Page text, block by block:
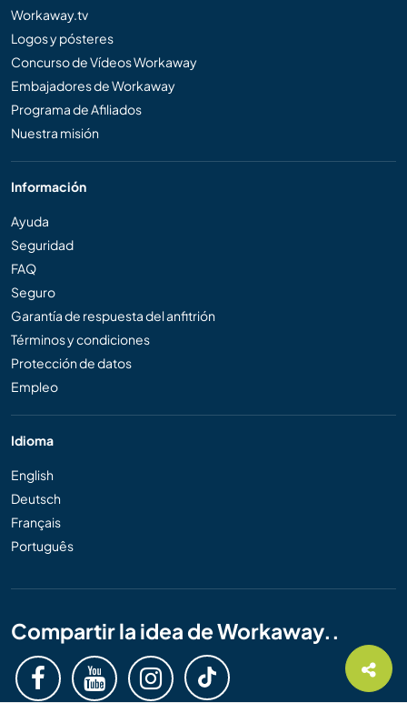
Workaway.tv
Logos y pósteres
Concurso de Vídeos Workaway
Embajadores de Workaway
Programa de Afiliados
Nuestra misión
Información
Ayuda
Seguridad
FAQ
Seguro
Garantía de respuesta del anfitrión
Términos y condiciones
Protección de datos
Empleo
Idioma
English
Deutsch
Français
Português
Compartir la idea de Workaway..